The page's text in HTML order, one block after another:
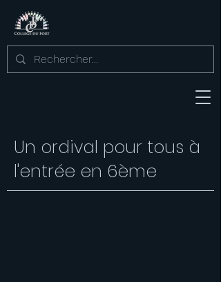
Un ordival pour tous à
l'entrée en 6ème